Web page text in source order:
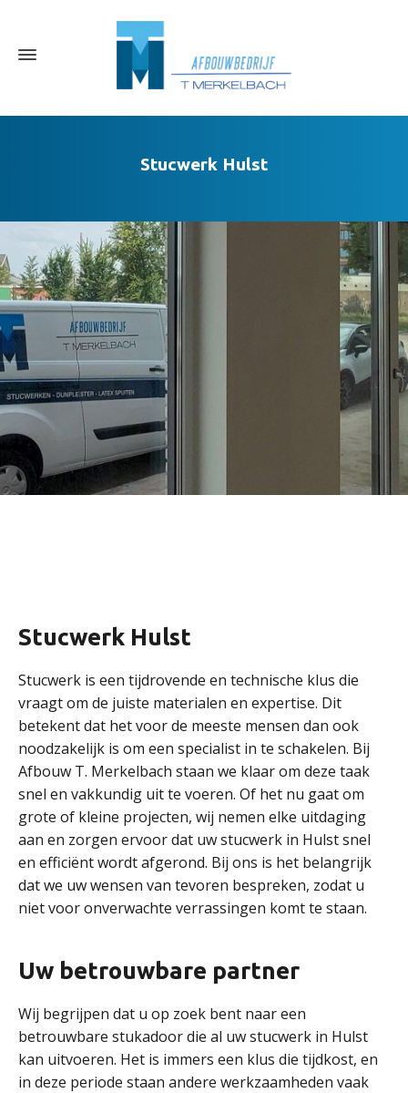
Stucwerk Hulst
Stucwerk Hulst
Stucwerk is een tijdrovende en technische klus die
vraagt om de juiste materialen en expertise. Dit
betekent dat het voor de meeste mensen dan ook
noodzakelijk is om een specialist in te schakelen. Bij
Afbouw T. Merkelbach staan we klaar om deze taak
snel en vakkundig uit te voeren. Of het nu gaat om
grote of kleine projecten, wij nemen elke uitdaging
aan en zorgen ervoor dat uw stucwerk in Hulst snel
en efficiënt wordt afgerond. Bij ons is het belangrijk
dat we uw wensen van tevoren bespreken, zodat u
niet voor onverwachte verrassingen komt te staan.
Uw betrouwbare partner
Wij begrijpen dat u op zoek bent naar een
betrouwbare stukadoor die al uw stucwerk in Hulst
kan uitvoeren. Het is immers een klus die tijdkost, en
in deze periode staan andere werkzaamheden vaak